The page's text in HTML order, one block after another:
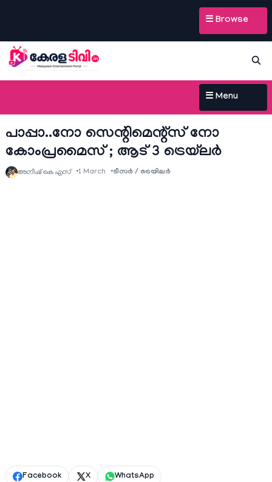
☰ Browse
☰ Menu
പാപ്പാ..നോ സെന്റിമെന്റ്സ് നോ
കോംപ്രമൈസ് ; ആട് 3 ട്രെയ്‌ലർ
അനീഷ്‌ കെ എസ് 1 March ടീസര്‍ / ട്രെയിലര്‍
Facebook X WhatsApp